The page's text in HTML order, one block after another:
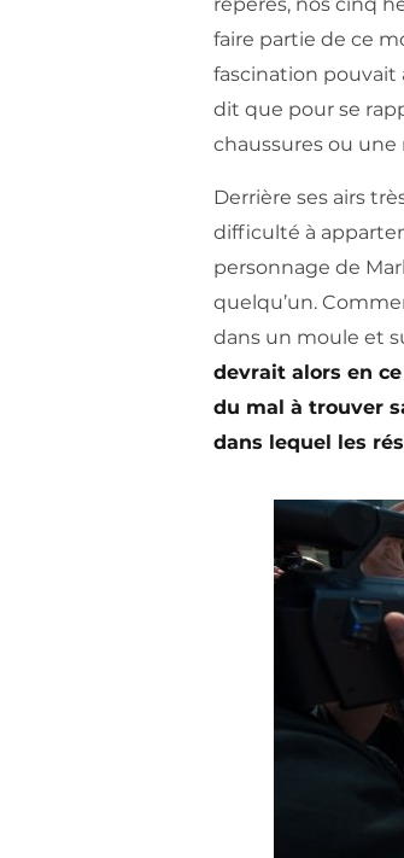
repères, nos cinq
faire partie de ce
fascination pouvait
dit que pour se
chaussures ou une
Derrière ses airs
difficulté à
personnage de
quelqu’un.
dans un moule et
devrait alors en
du mal à trouver
dans lequel les